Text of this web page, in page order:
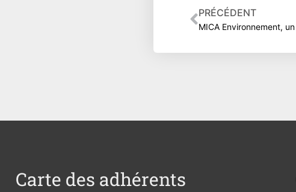
Précédent
PRÉCÉDENT
Carte des adhérents